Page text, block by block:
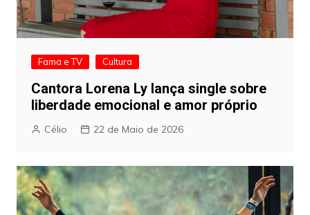
Fama e TV Cultura
Cantora Lorena Ly lança single sobre
liberdade emocional e amor próprio
Célio 22 de Maio de 2026